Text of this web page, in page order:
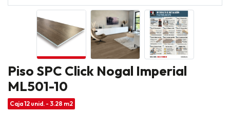
Piso SPC Click Nogal Imperial
ML501-10
Caja 12 unid. - 3.28 m2